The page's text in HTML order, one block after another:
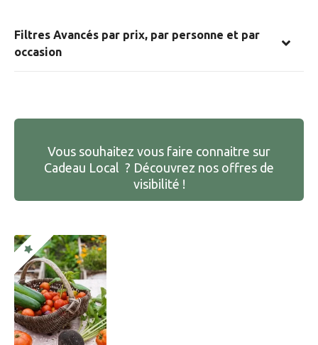
Filtres Avancés par prix, par personne et par
occasion
Vous souhaitez vous faire connaitre sur
Cadeau Local ? Découvrez nos offres de
visibilité !